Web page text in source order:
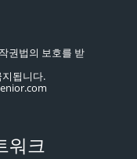
권법의 보호를 받
지됩니다.
워크